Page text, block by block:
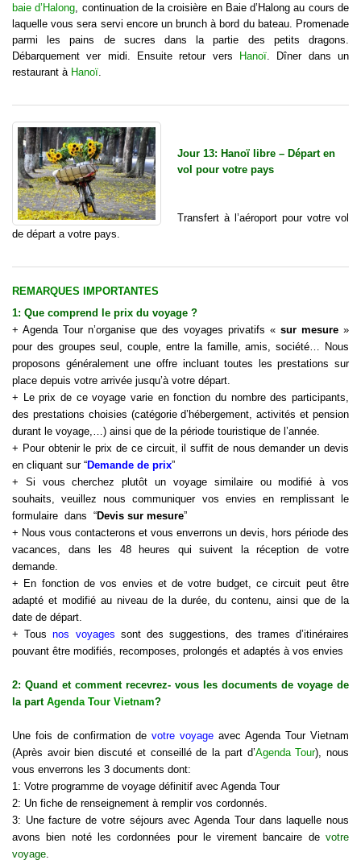
baie d’Halong , continuation de la croisière en Baie d’Halong au cours de
laquelle vous sera servi encore un brunch à bord du bateau. Promenade
parmi les pains de sucres dans la partie des petits dragons.
Débarquement ver midi. Ensuite retour vers Hanoï . Dîner dans un
restaurant à Hanoï
Jour 13: Hanoï libre – Départ en
vol pour votre pays
Transfert à l’aéroport pour votre vol
de départ a votre pays.
REMARQUES IMPORTANTES
1: Que comprend le prix du voyage ?
+ Agenda Tour n’organise que des voyages privatifs « sur mesure »
pour des groupes seul, couple, entre la famille, amis, société… Nous
proposons généralement une offre incluant toutes les prestations sur
place depuis votre arrivée jusqu’à votre départ.
+ Le prix de ce voyage varie en fonction du nombre des participants,
des prestations choisies (catégorie d’hébergement, activités et pension
durant le voyage,…) ainsi que de la période touristique de l’année.
+ Pour obtenir le prix de ce circuit, il suffit de nous demander un devis
en cliquant sur “Demande de prix”
+ Si vous cherchez plutôt un voyage similaire ou modifié à vos
souhaits, veuillez nous communiquer vos envies en remplissant le
formulaire dans “Devis sur mesure”
+ Nous vous contacterons et vous enverrons un devis, hors période des
vacances, dans les 48 heures qui suivent la réception de votre
demande.
+ En fonction de vos envies et de votre budget, ce circuit peut être
adapté et modifié au niveau de la durée, du contenu, ainsi que de la
date de départ.
+ Tousnos voyages sont des suggestions, des trames d’itinéraires
pouvant être modifiés, recomposes, prolongés et adaptés à vos envies
2: Quand et comment recevrez- vous les documents de voyage de
la part Agenda Tour Vietnam?
Une fois de confirmation de votre voyage avec Agenda Tour Vietnam
(Après avoir bien discuté et conseillé de la part d’Agenda Tour), nous
vous enverrons les 3 documents dont:
1: Votre programme de voyage définitif avec Agenda Tour
2: Un fiche de renseignement à remplir vos cordonnés.
3: Une facture de votre séjours avec Agenda Tour dans laquelle nous
avons bien noté les cordonnées pour le virement bancaire de votre
voyage.